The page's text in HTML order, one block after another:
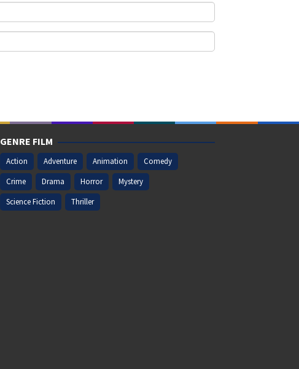
GENRE FILM
Action Adventure Animation
Comedy
Crime
Drama Horror
Mystery
Science Fiction
Thriller